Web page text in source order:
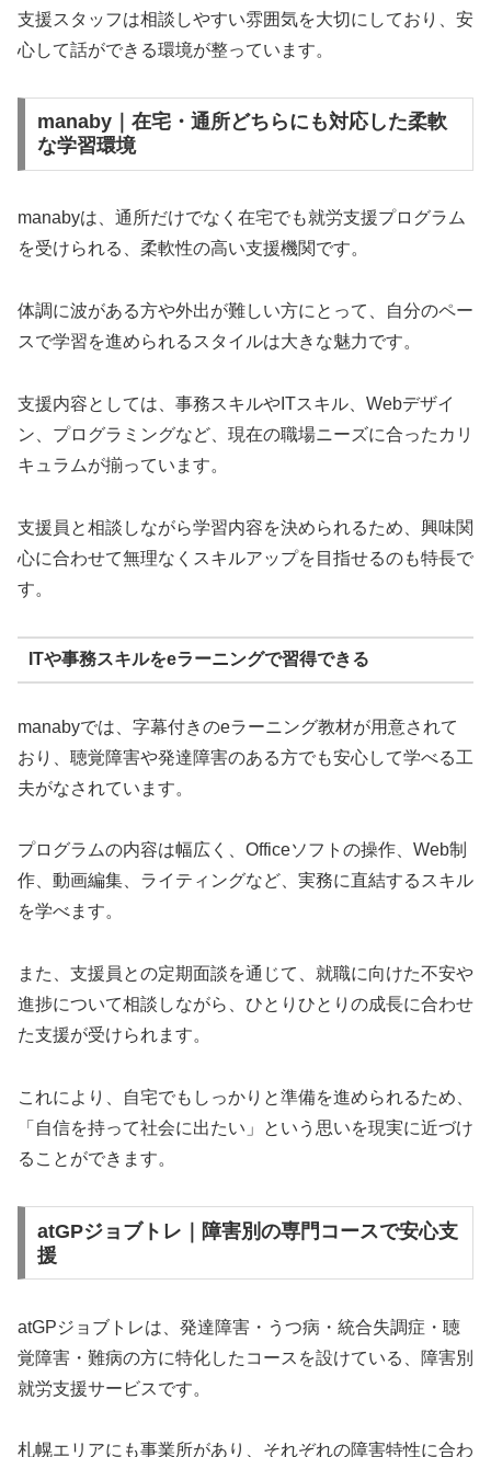
支援スタッフは相談しやすい雰囲気を大切にしており、安
心して話ができる環境が整っています。
manaby｜在宅・通所どちらにも対応した柔軟
な学習環境
manabyは、通所だけでなく在宅でも就労支援プログラム
を受けられる、柔軟性の高い支援機関です。
体調に波がある方や外出が難しい方にとって、自分のペー
スで学習を進められるスタイルは大きな魅力です。
支援内容としては、事務スキルやITスキル、Webデザイ
ン、プログラミングなど、現在の職場ニーズに合ったカリ
キュラムが揃っています。
支援員と相談しながら学習内容を決められるため、興味関
心に合わせて無理なくスキルアップを目指せるのも特長で
す。
ITや事務スキルをeラーニングで習得できる
manabyでは、字幕付きのeラーニング教材が用意されて
おり、聴覚障害や発達障害のある方でも安心して学べる工
夫がなされています。
プログラムの内容は幅広く、Officeソフトの操作、Web制
作、動画編集、ライティングなど、実務に直結するスキル
を学べます。
また、支援員との定期面談を通じて、就職に向けた不安や
進捗について相談しながら、ひとりひとりの成長に合わせ
た支援が受けられます。
これにより、自宅でもしっかりと準備を進められるため、
「自信を持って社会に出たい」という思いを現実に近づけ
ることができます。
atGPジョブトレ｜障害別の専門コースで安心支
援
atGPジョブトレは、発達障害・うつ病・統合失調症・聴
覚障害・難病の方に特化したコースを設けている、障害別
就労支援サービスです。
札幌エリアにも事業所があり、それぞれの障害特性に合わ